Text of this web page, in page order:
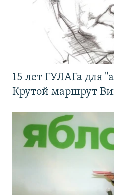
15 лет ГУЛАГа для
Крутой маршрут